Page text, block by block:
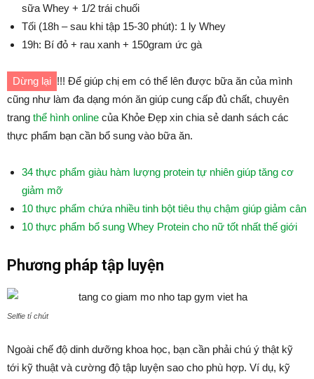
sữa Whey + 1/2 trái chuối
Tối (18h – sau khi tập 15-30 phút): 1 ly Whey
19h: Bí đỏ + rau xanh + 150gram ức gà
Dừng lại !!! Để giúp chị em có thể lên được bữa ăn của mình
cũng như làm đa dạng món ăn giúp cung cấp đủ chất, chuyên
trang thể hình online của Khỏe Đẹp xin chia sẻ danh sách các
thực phẩm bạn cần bổ sung vào bữa ăn.
34 thực phẩm giàu hàm lượng protein tự nhiên giúp tăng cơ
giảm mỡ
10 thực phẩm chứa nhiều tinh bột tiêu thụ chậm giúp giảm cân
10 thực phẩm bổ sung Whey Protein cho nữ tốt nhất thế giới
Phương pháp tập luyện
Selfie tí chút
Ngoài chế độ dinh dưỡng khoa học, bạn cần phải chú ý thật kỹ
tới kỹ thuật và cường độ tập luyện sao cho phù hợp. Ví dụ, kỹ